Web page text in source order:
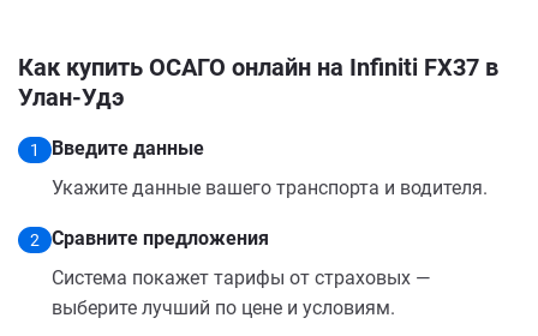
Как купить ОСАГО онлайн на Infiniti FX37 в
Улан-Удэ
1
Введите данные
Укажите данные вашего транспорта и водителя.
2
Сравните предложения
Система покажет тарифы от страховых —
выберите лучший по цене и условиям.